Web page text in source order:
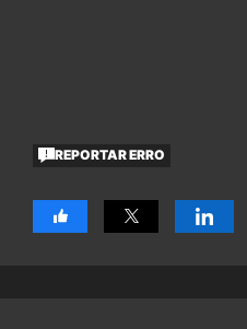
REPORTAR ERRO